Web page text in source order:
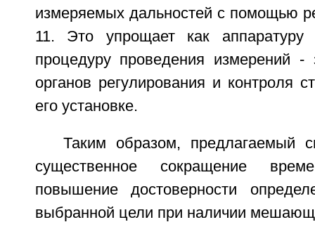
измеряемых дальностей с помощью
11. Это упрощает как
процедуру проведения измерений -
органов регулирования и контроля
его установке.
Таким образом, предлагаемый
существенное сокращение
повышение достоверности
выбранной цели при наличии